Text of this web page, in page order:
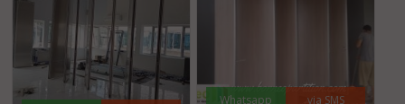
Whatsapp via SMS